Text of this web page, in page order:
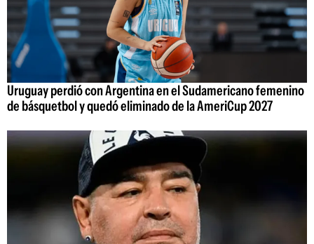
Uruguay perdió con Argentina en el Sudamericano femenino
de básquetbol y quedó eliminado de la AmeriCup 2027